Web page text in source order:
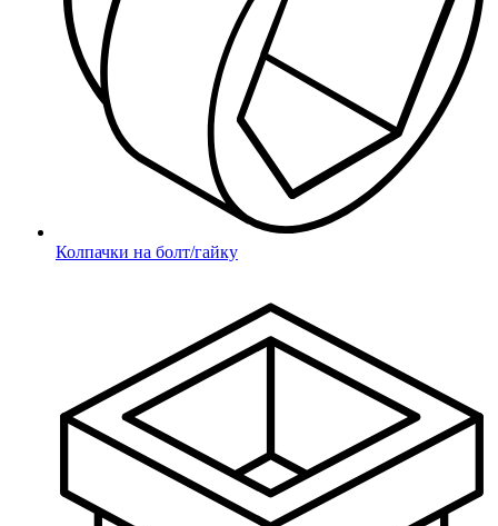
Колпачки на болт/гайку
* - поля обязательные для заполнения
соглашаюсь с
Политикой
конфиденциальности
Отправить
Ваш заказ принят!
Наш менеджер свяжется с Вами в ближайшее